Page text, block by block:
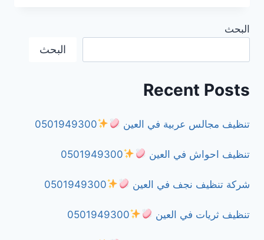
البحث
البحث
Recent Posts
تنظيف مجالس عربية في العين 0501949300
تنظيف احواش في العين 0501949300
شركة تنظيف نجف في العين 0501949300
تنظيف ثريات في العين 0501949300